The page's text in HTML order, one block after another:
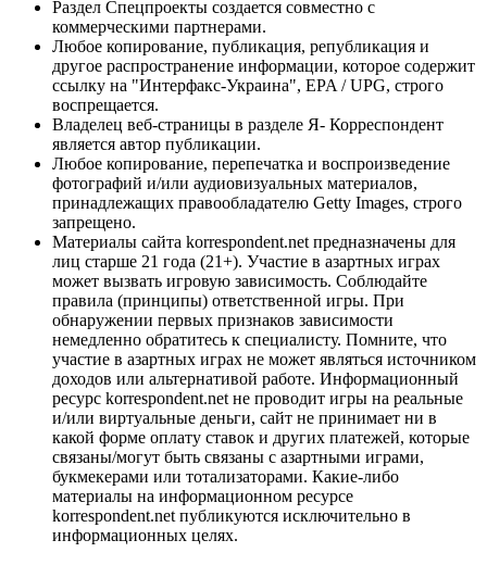
Раздел Спецпроекты создается совместно с
коммерческими партнерами.
Любое копирование, публикация, републикация и
другое распространение информации, которое содержит
ссылку на "Интерфакс-Украина", EPA / UPG, строго
воспрещается.
Владелец веб-страницы в разделе Я- Корреспондент
является автор публикации.
Любое копирование, перепечатка и воспроизведение
фотографий и/или аудиовизуальных материалов,
принадлежащих правообладателю Getty Images, строго
запрещено.
Материалы сайта korrespondent.net предназначены для
лиц старше 21 года (21+). Участие в азартных играх
может вызвать игровую зависимость. Соблюдайте
правила (принципы) ответственной игры. При
обнаружении первых признаков зависимости
немедленно обратитесь к специалисту. Помните, что
участие в азартных играх не может являться источником
доходов или альтернативой работе. Информационный
ресурс korrespondent.net не проводит игры на реальные
и/или виртуальные деньги, сайт не принимает ни в
какой форме оплату ставок и других платежей, которые
связаны/могут быть связаны с азартными играми,
букмекерами или тотализаторами. Какие-либо
материалы на информационном ресурсе
korrespondent.net публикуются исключительно в
информационных целях.